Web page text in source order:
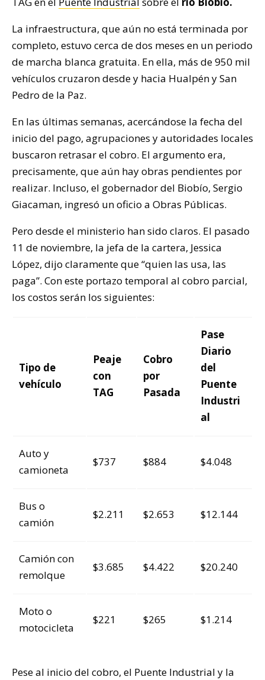
La infraestructura, que aún no está terminada por
completo, estuvo cerca de dos meses en un periodo
de marcha blanca gratuita. En ella, más de 950 mil
vehículos cruzaron desde y hacia Hualpén y San
Pedro de la Paz.
En las últimas semanas, acercándose la fecha del
inicio del pago, agrupaciones y autoridades locales
buscaron retrasar el cobro. El argumento era,
precisamente, que aún hay obras pendientes por
realizar. Incluso, el gobernador del Biobío, Sergio
Giacaman, ingresó un oficio a Obras Públicas.
Pero desde el ministerio han sido claros. El pasado
11 de noviembre, la jefa de la cartera, Jessica
López, dijo claramente que “quien las usa, las
paga”. Con este portazo temporal al cobro parcial,
los costos serán los siguientes:
Tipo de
vehículo
Peaje
con
TAG
Cobro
por
Pasada
Pase
Diario
del
Puente
Industri
al
Auto y
camioneta
$737 $884 $4.048
Bus o
camión
$2.211 $2.653 $12.144
Camión con
remolque
$3.685 $4.422 $20.240
Moto o
motocicleta
$221 $265 $1.214
Pese al inicio del cobro, el Puente Industrial y la